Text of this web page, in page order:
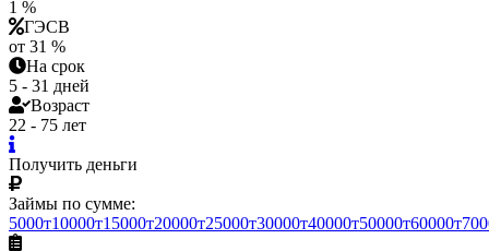
1 %
ГЭСВ
от 31 %
На срок
5 - 31 дней
Возраст
22 - 75 лет
Получить деньги
Займы по сумме:
5000т10000т15000т20000т25000т30000т40000т50000т60000т